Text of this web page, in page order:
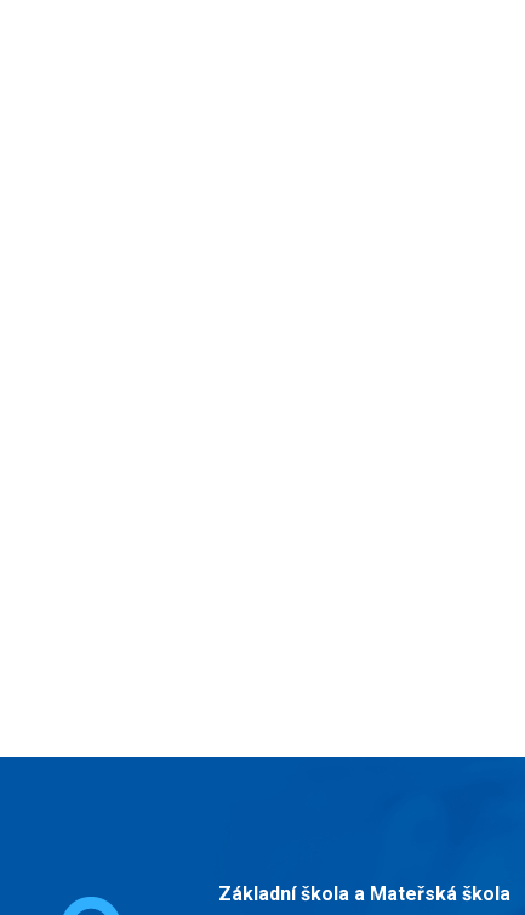
Základní škola a Mateřská škola